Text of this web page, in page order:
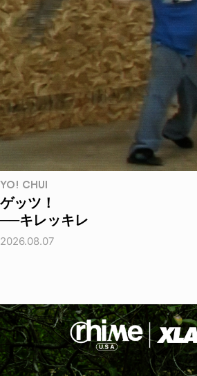
YO! CHUI
ゲッツ！
──キレッキレ
2026.08.07